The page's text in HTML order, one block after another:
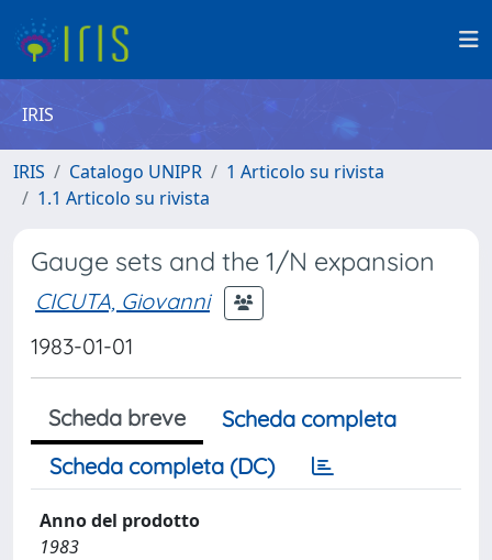
IRIS
IRIS Catalogo UNIPR
1 Articolo su rivista
1.1 Articolo su rivista
Gauge sets and the 1/N expansion
CICUTA, Giovanni
1983-01-01
Scheda breve
Scheda completa
Scheda completa (DC)
Anno del prodotto
1983